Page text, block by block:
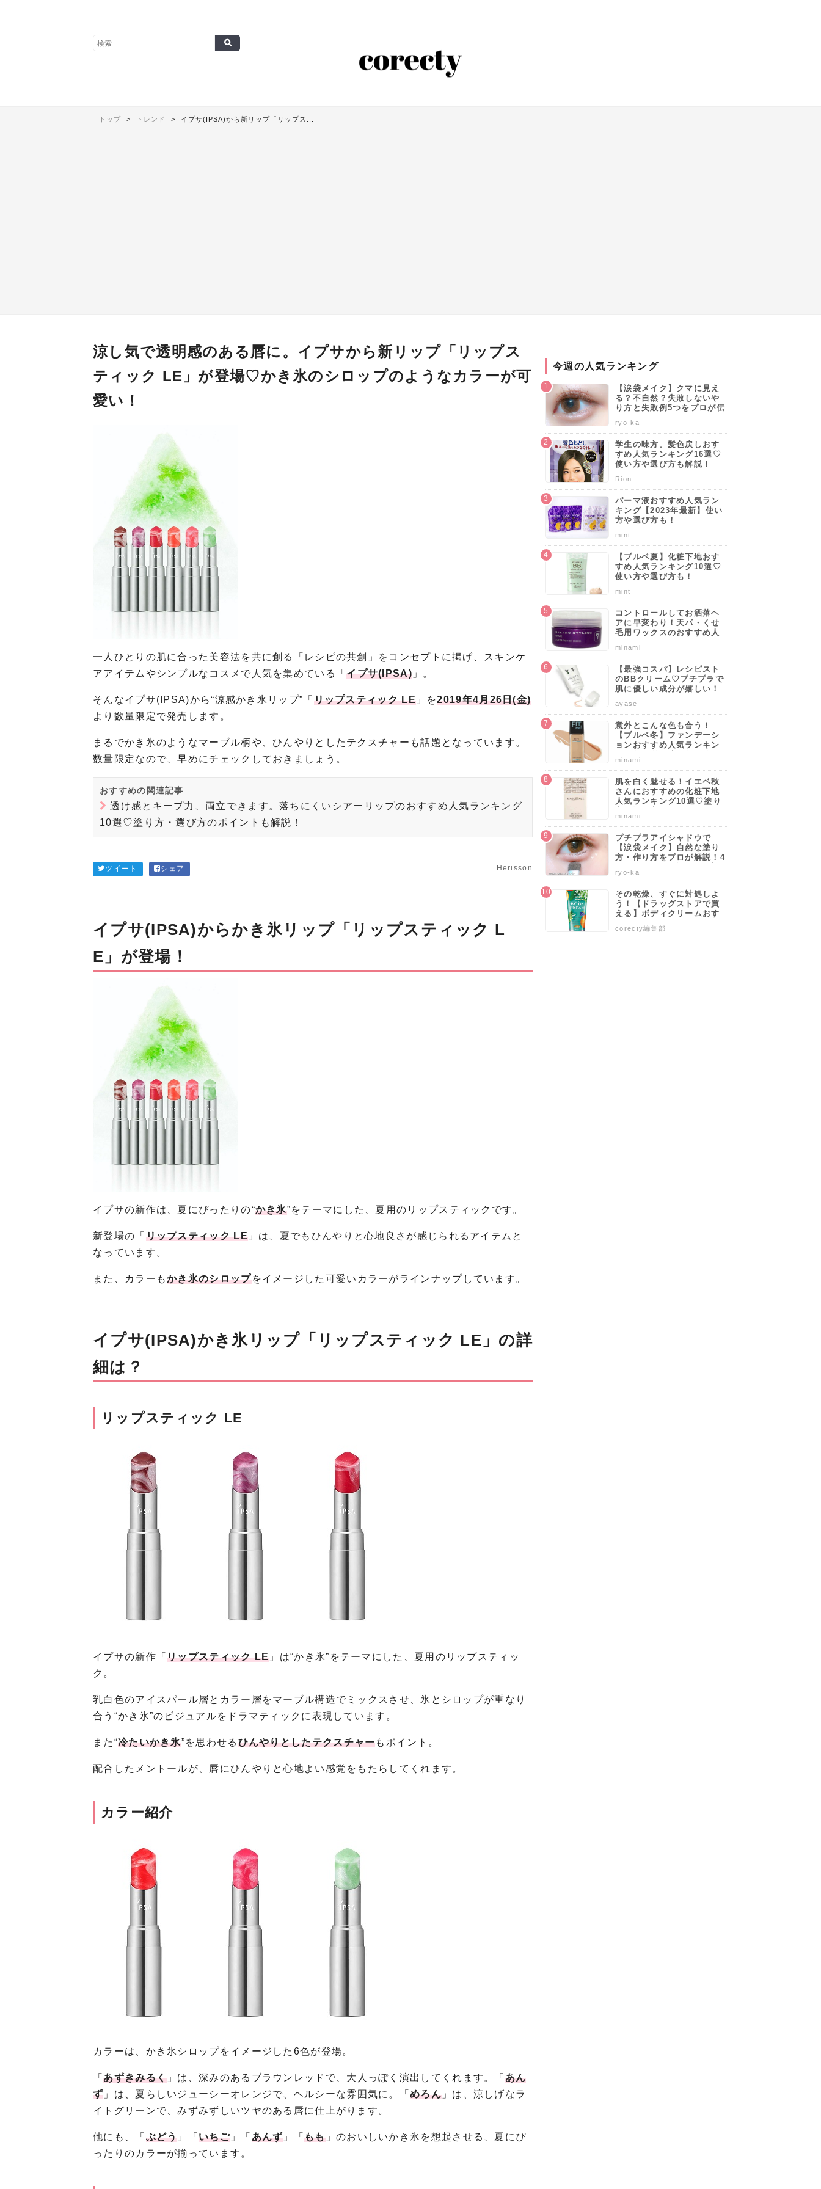
トップ トレンド イプサ(IPSA)から新リップ「リップス...
涼し気で透明感のある唇に。イプサから新リップ「リップス
ティック LE」が登場♡かき氷のシロップのようなカラーが可
愛い！
一人ひとりの肌に合った美容法を共に創る「レシピの共創」をコンセプトに掲げ、スキンケ
アアイテムやシンプルなコスメで人気を集めている「イプサ(IPSA)」。
そんなイプサ(IPSA)から“涼感かき氷リップ”「 リップスティック LE」を2019年4月26日(金)
より数量限定で発売します。
まるでかき氷のようなマーブル柄や、ひんやりとしたテクスチャーも話題となっています。
数量限定なので、早めにチェックしておきましょう。
おすすめの関連記事
透け感とキープ力、両立できます。落ちにくいシアーリップのおすすめ人気ランキング
10選♡塗り方・選び方のポイントも解説！
ツイート シェア Herisson
イプサ(IPSA)からかき氷リップ「リップスティック L
E」が登場！
イプサの新作は、夏にぴったりの“かき氷”をテーマにした、夏用のリップスティックです。
新登場の「 リップスティック LE」は、夏でもひんやりと心地良さが感じられるアイテムと
なっています。
また、カラーもかき氷のシロップをイメージした可愛いカラーがラインナップしています。
イプサ(IPSA)かき氷リップ「リップスティック LE」の詳
細は？
リップスティック LE
イプサの新作「リップスティック LE 」は“かき氷”をテーマにした、夏用のリップスティッ
ク。
乳白色のアイスパール層とカラー層をマーブル構造でミックスさせ、氷とシロップが重なり
合う“かき氷”のビジュアルをドラマティックに表現しています。
また“冷たいかき氷”を思わせる ひんやりとしたテクスチャーもポイント。
配合したメントールが、唇にひんやりと心地よい感覚をもたらしてくれます。
カラー紹介
カラーは、かき氷シロップをイメージした6色が登場。
「あずきみるく 」は、深みのあるブラウンレッドで、大人っぽく演出してくれます。「 あん
ず 」は、夏らしいジューシーオレンジで、ヘルシーな雰囲気に。「めろん」は、涼しげなラ
イトグリーンで、みずみずしいツヤのある唇に仕上がります。
他にも、「 ぶどう 」「いちご」「 あんず 」「もも」のおいしいかき氷を想起させる、夏にぴ
ったりのカラーが揃っています。
今週の人気ランキング
【涙袋メイク】クマに見え
る？不自然？失敗しないや
り方と失敗例5つをプロが伝
ryo-ka
学生の味方。髪色戻しおす
すめ人気ランキング16選♡
使い方や選び方も解説！
Rion
パーマ液おすすめ人気ラン
キング【2023年最新】使い
方や選び方も！
mint
【ブルベ夏】化粧下地おす
すめ人気ランキング10選♡
使い方や選び方も！
mint
コントロールしてお洒落ヘ
アに早変わり！天パ・くせ
毛用ワックスのおすすめ人
♡使い方や選び方のポイン
minami
【最強コスパ】レシピスト
のBBクリーム♡プチプラで
肌に優しい成分が嬉しい！
らカバーしよう。
ayase
意外とこんな色も合う！
【ブルベ冬】ファンデーシ
ョンおすすめ人気ランキン
ポイントも解説！
minami
肌を白く魅せる！イエベ秋
さんにおすすめの化粧下地
人気ランキング10選♡塗り
説！
minami
プチプラアイシャドウで
【涙袋メイク】自然な塗り
方・作り方をプロが解説！4
伝授します♡
ryo-ka
その乾燥、すぐに対処しよ
う！【ドラッグストアで買
える】ボディクリームおす
すめ人気ランキング10選♡
塗り方や選び方も解説
corecty編集部